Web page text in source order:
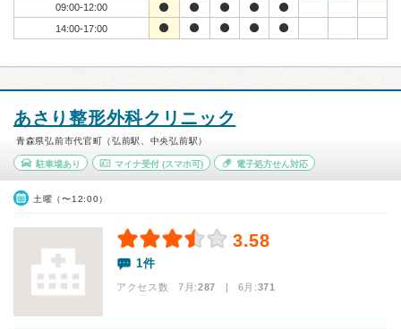
09:00-12:00
14:00-17:00
あさり整形外科クリニック
青森県弘前市代官町（弘前駅、中央弘前駅）
駐車場あり マイナ受付(スマホ可) 電子処方せん対応
土曜（〜12:00）
3.58
1件
アクセス数 7月:287 | 6月:371